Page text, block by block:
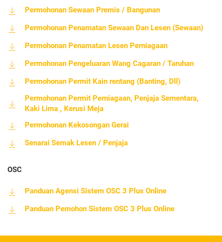
Permohonan Sewaan Premis / Bangunan
Permohonan Penamatan Sewaan Dan Lesen (Sewaan)
Permohonan Penamatan Lesen Perniagaan
Permohonan Pengeluaran Wang Cagaran / Taruhan
Permohonan Permit Kain rentang (Banting, Dll)
Permohonan Permit Perniagaan, Penjaja Sementara,
Kaki Lima , Kerusi Meja
Permohonan Kekosongan Gerai
Senarai Semak Lesen / Penjaja
OSC
Panduan Agensi Sistem OSC 3 Plus Online
Panduan Pemohon Sistem OSC 3 Plus Online